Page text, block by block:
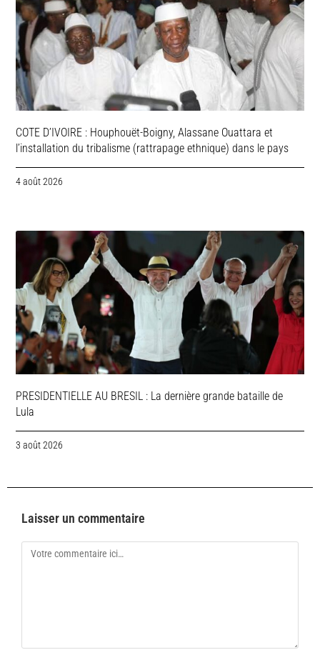
COTE D’IVOIRE : Houphouët-Boigny, Alassane Ouattara et
l’installation du tribalisme (rattrapage ethnique) dans le pays
4 août 2026
PRESIDENTIELLE AU BRESIL : La dernière grande bataille de
Lula
3 août 2026
Laisser un commentaire